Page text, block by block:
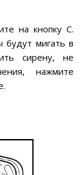
на кнопку С.
будут мигать в
сирену, не
нажмите